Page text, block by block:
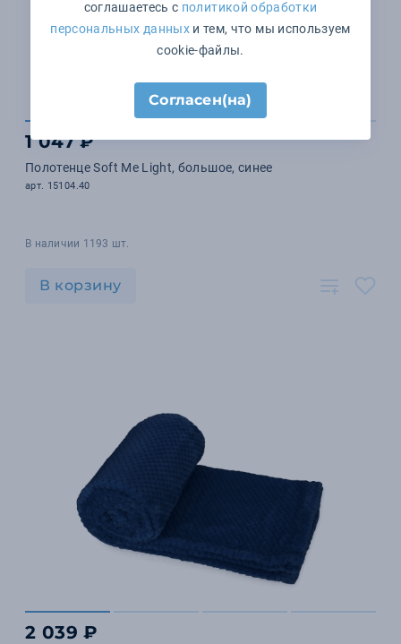
1 047 ₽
Полотенце Soft Me Light, большое, синее
арт. 15104.40
В наличии 1193 шт.
В корзину
2 039 ₽
соглашаетесь с политикой обработки
персональных данныхи тем, что мы используем
cookie-файлы.
Согласен(на)